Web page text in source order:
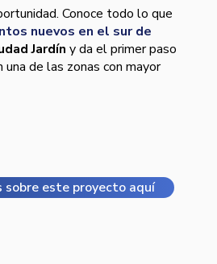
Conoce todo lo que
nuevos en el sur de
Jardín y da el primer paso
una de las zonas con mayor
sobre este proyecto aquí